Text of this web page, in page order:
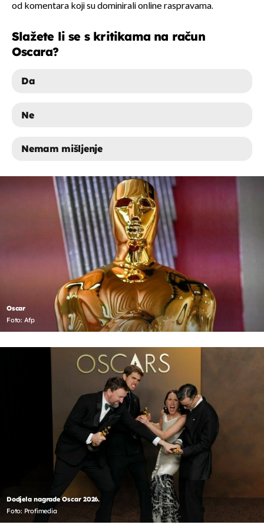
od komentara koji su dominirali online raspravama.
Slažete li se s kritikama na račun
Oscara?
Da
Ne
Nemam mišljenje
DA
NEMAM MIŠLJENJE
Oscar
Foto: Afp
Dodjela nagrade Oscar 2026.
Foto: Profimedia